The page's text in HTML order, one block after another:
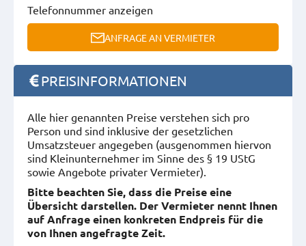
Telefonnummer anzeigen
ANFRAGE AN VERMIETER
PREISINFORMATIONEN
Alle hier genannten Preise verstehen sich pro
Person und sind inklusive der gesetzlichen
Umsatzsteuer angegeben (ausgenommen hiervon
sind Kleinunternehmer im Sinne des § 19 UStG
sowie Angebote privater Vermieter).
Bitte beachten Sie, dass die Preise eine
Übersicht darstellen. Der Vermieter nennt Ihnen
auf Anfrage einen konkreten Endpreis für die
von Ihnen angefragte Zeit.